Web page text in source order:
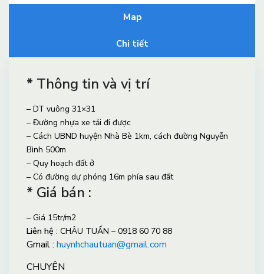
Map
Chi tiết
* Thông tin và vị trí
– DT vuông 31×31
– Đường nhựa xe tải đi được
– Cách UBND huyện Nhà Bè 1km, cách đường Nguyễn
Bình 500m
– Quy hoạch đất ở
– Có đường dự phóng 16m phía sau đất
* Giá bán :
– Giá 15tr/m2
Liên hệ : CHÂU TUẤN – 0918 60 70 88
Gmail : huynhchautuan@gmail.com
CHUYÊN